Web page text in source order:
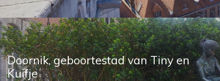
Doornik, geboortestad van Tiny en
Kuifje